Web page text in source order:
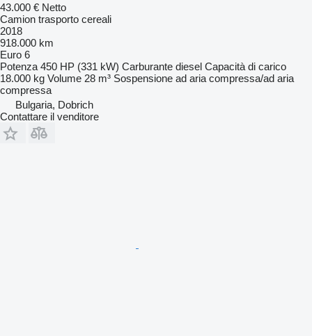
43.000 € Netto
Camion trasporto cereali
2018
918.000 km
Euro 6
Potenza 450 HP (331 kW) Carburante diesel Capacità di carico
18.000 kg Volume 28 m³ Sospensione ad aria compressa/ad aria
compressa
Bulgaria, Dobrich
Contattare il venditore